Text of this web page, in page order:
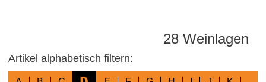
28 Weinlagen
Artikel alphabetisch filtern: